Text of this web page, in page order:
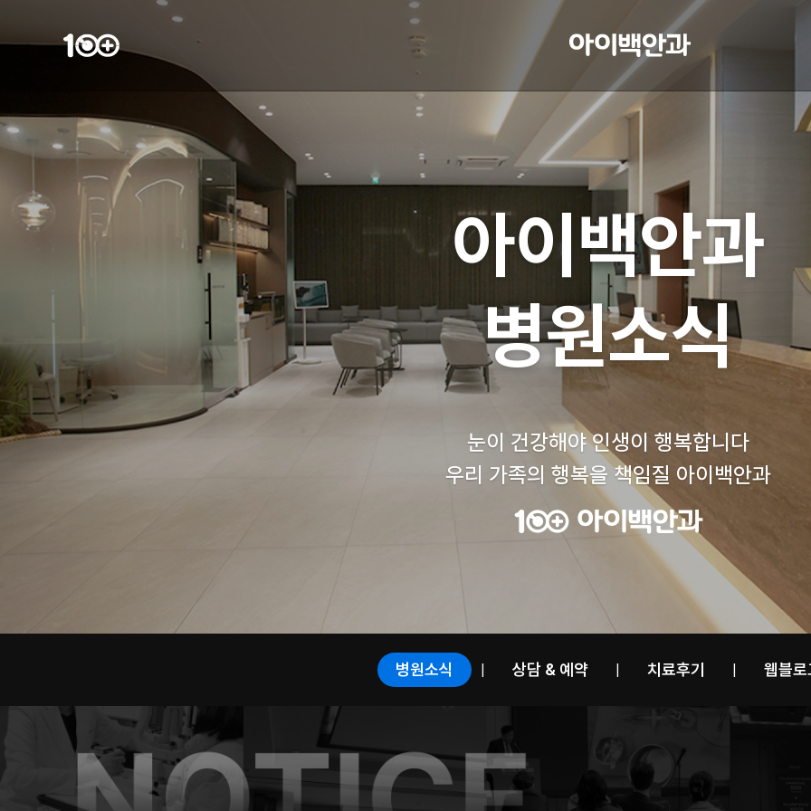
아이백안과
병원소식
눈이 건강해야 인생이 행복합니다
우리 가족의 행복을 책임질 아이백안과
병원소식 상담 & 예약 치료후기 웹블로